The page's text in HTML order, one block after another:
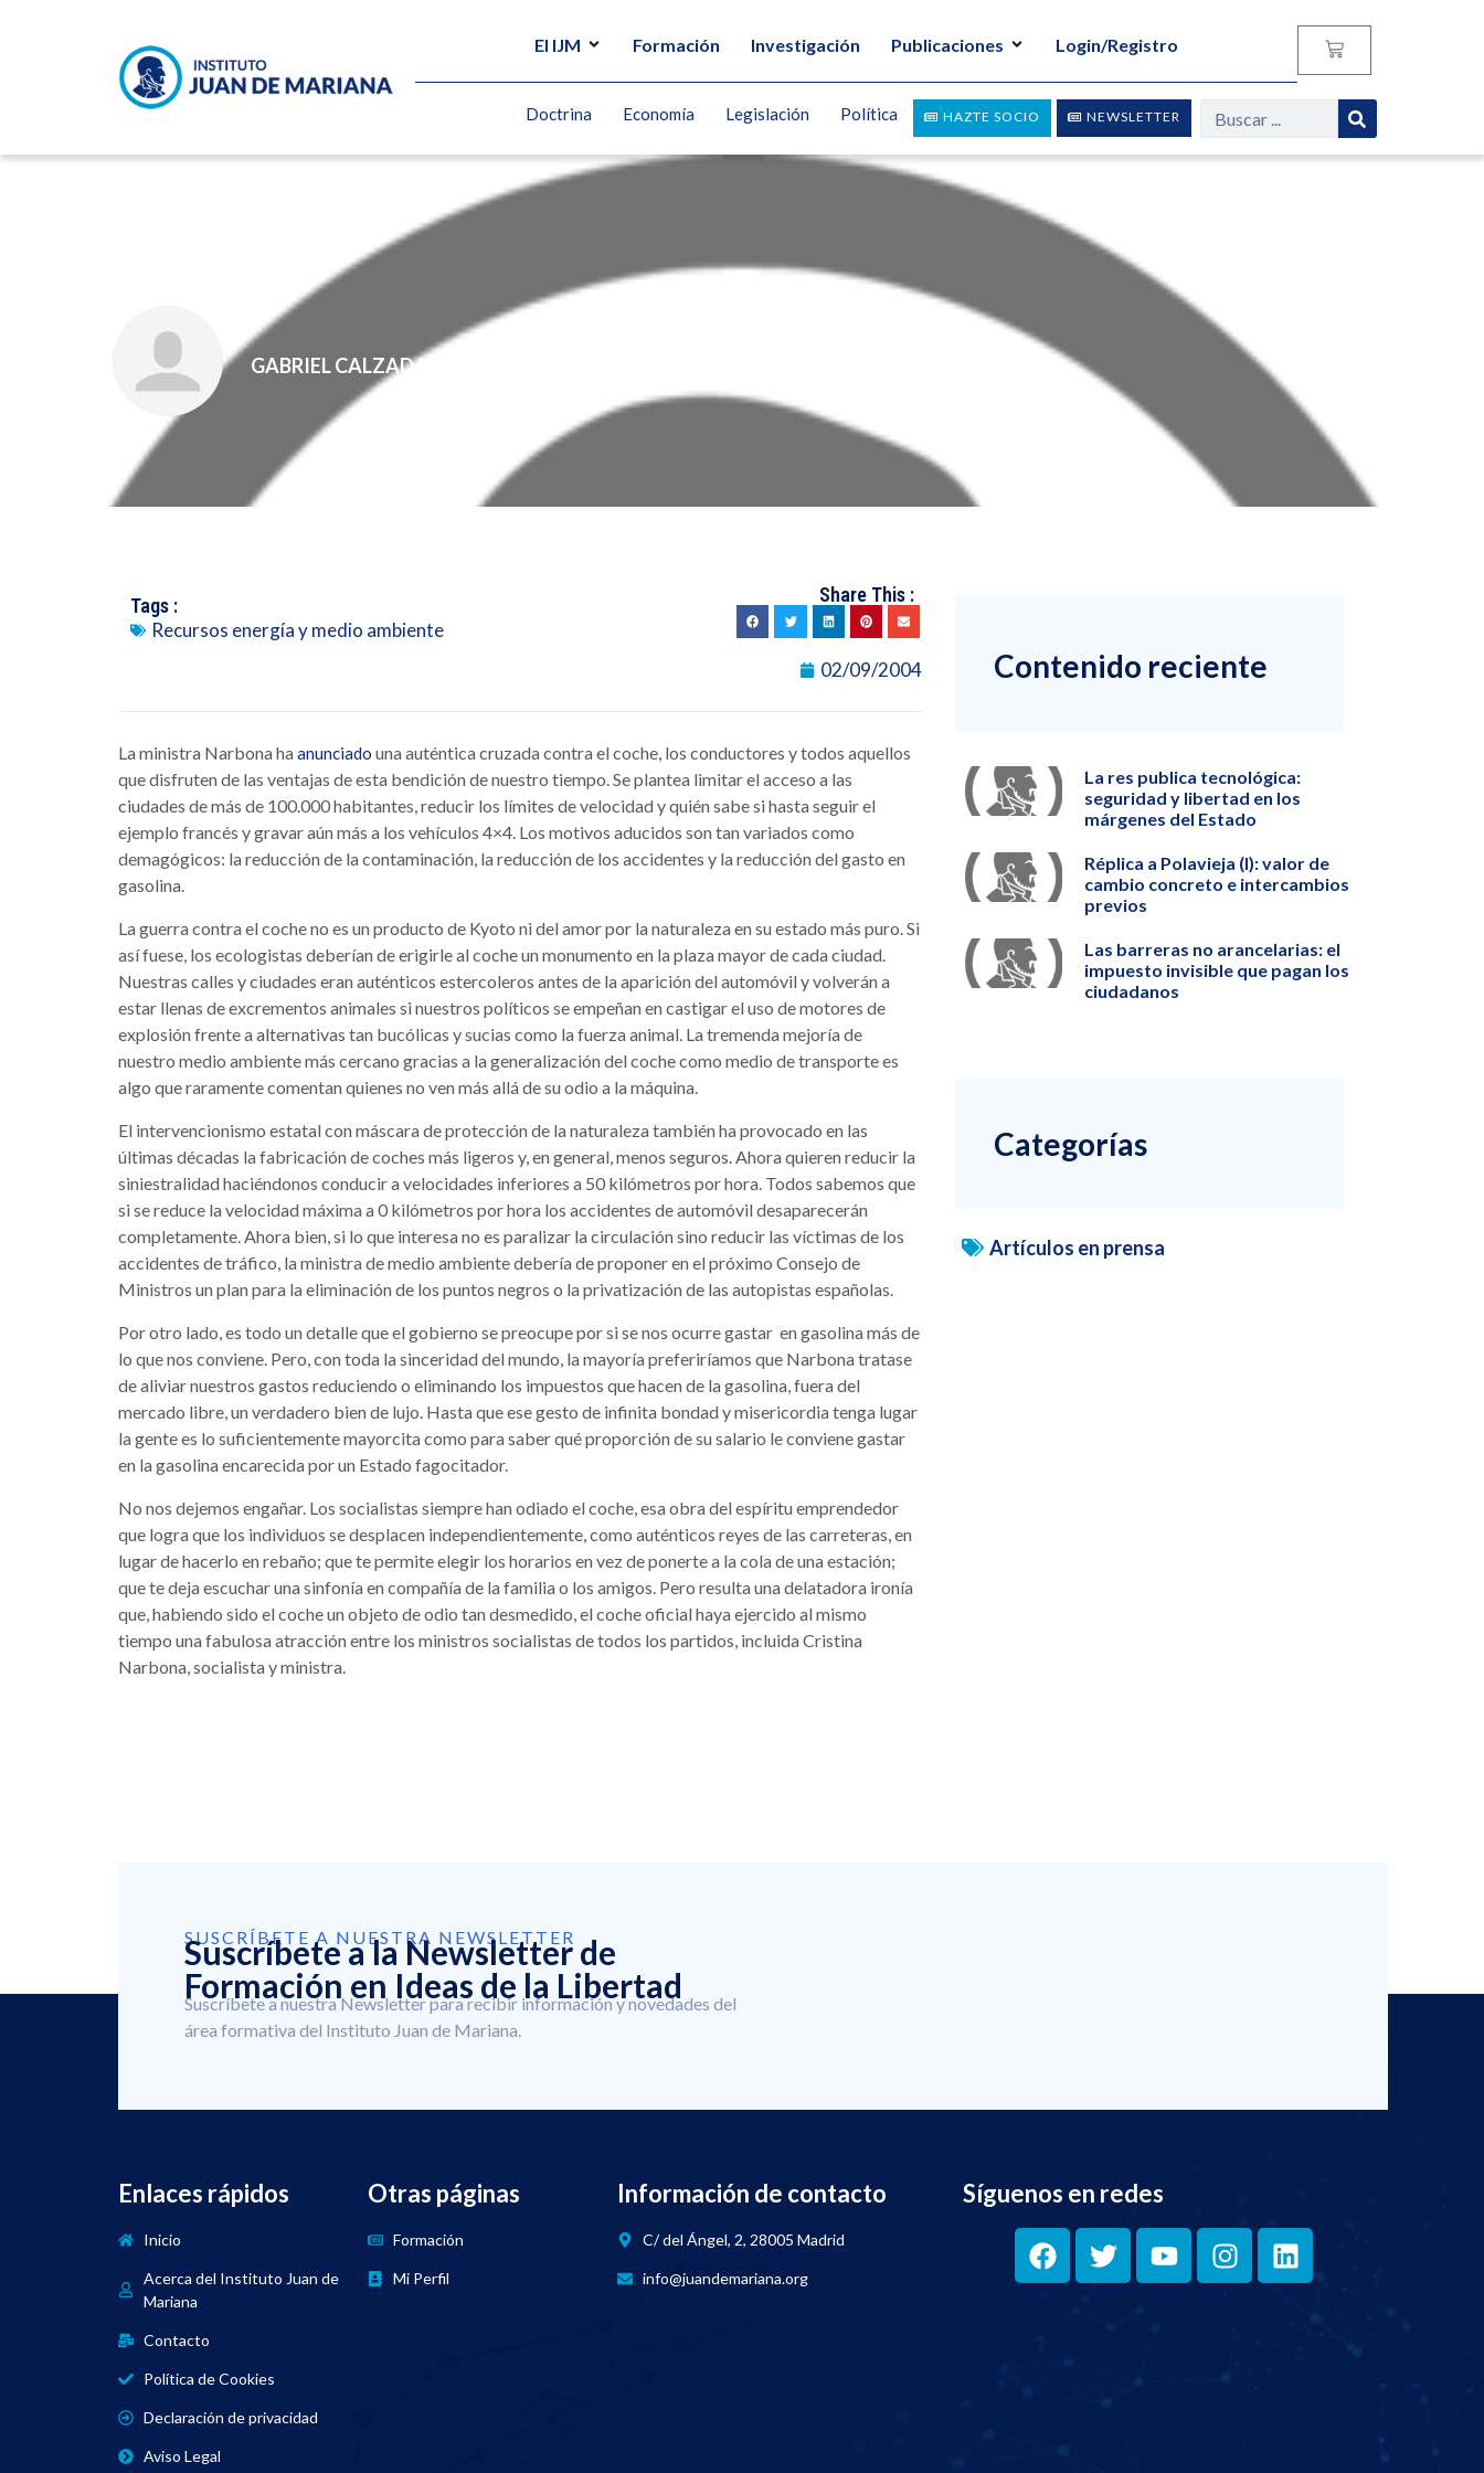
El IJM Formación Investigación Publicaciones Login/Registro
NEWSLETTER
HAZTE SOCIO
Doctrina Economía Legislación Política
GABRIEL CALZADA
Tags :
Recursos energía y medio ambiente
Share This :
02/09/2004
La ministra Narbona haanunciado una auténtica cruzada contra el coche, los conductores y todos aquellos
que disfruten de las ventajas de esta bendición de nuestro tiempo. Se plantea limitar el acceso a las
ciudades de más de 100.000 habitantes, reducir los límites de velocidad y quién sabe si hasta seguir el
ejemplo francés y gravar aún más a los vehículos 4×4. Los motivos aducidos son tan variados como
demagógicos: la reducción de la contaminación, la reducción de los accidentes y la reducción del gasto en
gasolina.
La guerra contra el coche no es un producto de Kyoto ni del amor por la naturaleza en su estado más puro. Si
así fuese, los ecologistas deberían de erigirle al coche un monumento en la plaza mayor de cada ciudad.
Nuestras calles y ciudades eran auténticos estercoleros antes de la aparición del automóvil y volverán a
estar llenas de excrementos animales si nuestros políticos se empeñan en castigar el uso de motores de
explosión frente a alternativas tan bucólicas y sucias como la fuerza animal. La tremenda mejoría de
nuestro medio ambiente más cercano gracias a la generalización del coche como medio de transporte es
algo que raramente comentan quienes no ven más allá de su odio a la máquina.
El intervencionismo estatal con máscara de protección de la naturaleza también ha provocado en las
últimas décadas la fabricación de coches más ligeros y, en general, menos seguros. Ahora quieren reducir la
siniestralidad haciéndonos conducir a velocidades inferiores a 50 kilómetros por hora. Todos sabemos que
si se reduce la velocidad máxima a 0 kilómetros por hora los accidentes de automóvil desaparecerán
completamente. Ahora bien, si lo que interesa no es paralizar la circulación sino reducir las víctimas de los
accidentes de tráfico, la ministra de medio ambiente debería de proponer en el próximo Consejo de
Ministros un plan para la eliminación de los puntos negros o la privatización de las autopistas españolas.
Por otro lado, es todo un detalle que el gobierno se preocupe por si se nos ocurre gastar en gasolina más de
lo que nos conviene. Pero, con toda la sinceridad del mundo, la mayoría preferiríamos que Narbona tratase
de aliviar nuestros gastos reduciendo o eliminando los impuestos que hacen de la gasolina, fuera del
mercado libre, un verdadero bien de lujo. Hasta que ese gesto de infinita bondad y misericordia tenga lugar
la gente es lo suficientemente mayorcita como para saber qué proporción de su salario le conviene gastar
en la gasolina encarecida por un Estado fagocitador.
No nos dejemos engañar. Los socialistas siempre han odiado el coche, esa obra del espíritu emprendedor
que logra que los individuos se desplacen independientemente, como auténticos reyes de las carreteras, en
lugar de hacerlo en rebaño; que te permite elegir los horarios en vez de ponerte a la cola de una estación;
que te deja escuchar una sinfonía en compañía de la familia o los amigos. Pero resulta una delatadora ironía
que, habiendo sido el coche un objeto de odio tan desmedido, el coche oficial haya ejercido al mismo
tiempo una fabulosa atracción entre los ministros socialistas de todos los partidos, incluida Cristina
Narbona, socialista y ministra.
Contenido reciente
La res publica tecnológica:
seguridad y libertad en los
márgenes del Estado
Réplica a Polavieja (I): valor de
cambio concreto e intercambios
previos
Las barreras no arancelarias: el
impuesto invisible que pagan los
ciudadanos
Categorías
Artículos en prensa
SUSCRÍBETE A NUESTRA NEWSLETTER
Suscríbete a la Newsletter de
Formación en Ideas de la Libertad
Suscríbete a nuestra Newsletter para recibir información y novedades del
área formativa del Instituto Juan de Mariana.
Enlaces rápidos
Inicio
Acerca del Instituto Juan de
Mariana
Contacto
Política de Cookies
Declaración de privacidad
Aviso Legal
Otras páginas
Formación
Mi Perfil
Información de contacto
C/ del Ángel, 2, 28005 Madrid
info@juandemariana.org
Síguenos en redes